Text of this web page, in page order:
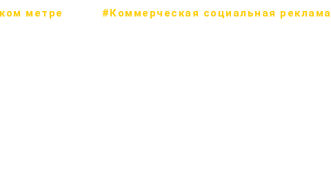
метре #Коммерческая социальная реклама